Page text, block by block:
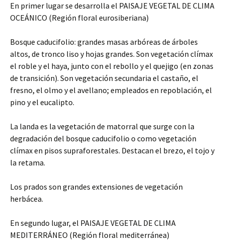
En primer lugar se desarrolla el PAISAJE VEGETAL DE CLIMA
OCEÁNICO (Región floral eurosiberiana)
Bosque caducifolio: grandes masas arbóreas de árboles
altos, de tronco liso y hojas grandes. Son vegetación clímax
el roble y el haya, junto con el rebollo y el quejigo (en zonas
de transición). Son vegetación secundaria el castaño, el
fresno, el olmo y el avellano; empleados en repoblación, el
pino y el eucalipto.
La landa es la vegetación de matorral que surge con la
degradación del bosque caducifolio o como vegetación
clímax en pisos supraforestales. Destacan el brezo, el tojo y
la retama.
Los prados son grandes extensiones de vegetación
herbácea.
En segundo lugar, el PAISAJE VEGETAL DE CLIMA
MEDITERRÁNEO (Región floral mediterránea)